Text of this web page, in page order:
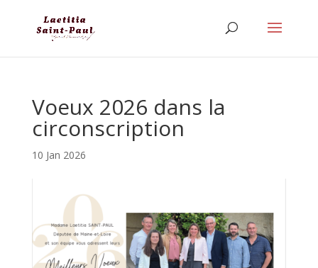
Voeux 2026 dans la
circonscription
10 Jan 2026